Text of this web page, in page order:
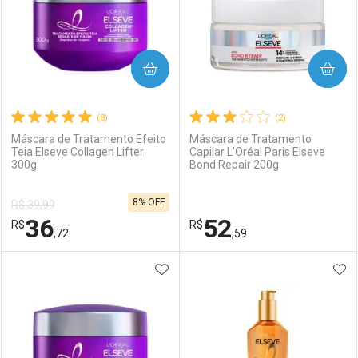
(8)
Máscara de Tratamento Efeito
Teia Elseve Collagen Lifter
300g
R$ 39,99
R$36,72
8% OFF
COMPRAR
Laboratório
Por Menos
(2)
Máscara de Tratamento
Capilar L’Oréal Paris Elseve
Bond Repair 200g
R$52,59
COMPRAR
Laboratório
Por Menos
ADICIONAR AOS FAVORITOS